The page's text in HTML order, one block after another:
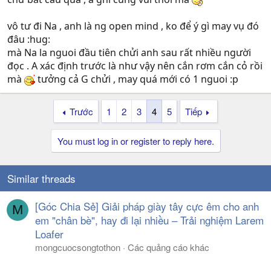
vô tư đi Na , anh là ng open mind , ko để ý gì may vụ đó
đâu :hug:
mà Na la nguoi đầu tiên chửi anh sau rất nhiều người
đọc . A xác định trước là như vậy nên cắn rơm cắn cỏ rồi
mà
tưởng cả G chửi , may quá mới có 1 nguoi :p
Trước 1 2 3 4 5 Tiếp
You must log in or register to reply here.
Similar threads
M
[Góc Chia Sẻ] Giải pháp giày tây cực êm cho anh
em "chân bè", hay đi lại nhiều – Trải nghiệm Larem
Loafer
mongcuocsongtothon Các quảng cáo khác